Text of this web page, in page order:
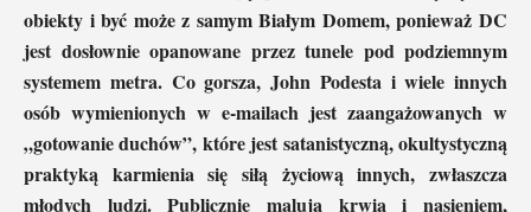
obiekty i być może z samym Białym Domem, ponieważ DC
jest dosłownie opanowane przez tunele pod podziemnym
systemem metra. Co gorsza, John Podesta i wiele innych
osób wymienionych w e-mailach jest zaangażowanych w
„gotowanie duchów”, które jest satanistyczną, okultystyczną
praktyką karmienia się siłą życiową innych, zwłaszcza
młodych ludzi. Publicznie malują krwią i nasieniem,